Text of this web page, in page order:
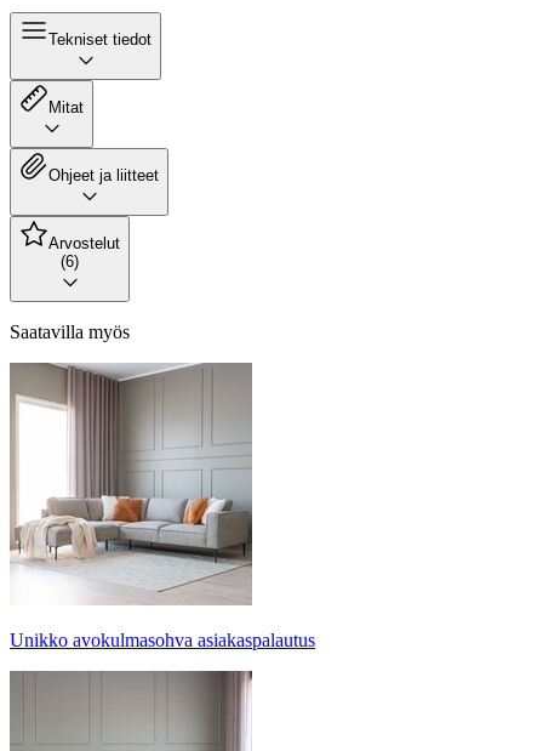
Tekniset tiedot
Mitat
Ohjeet ja liitteet
Arvostelut
(6)
Saatavilla myös
Unikko avokulmasohva asiakaspalautus